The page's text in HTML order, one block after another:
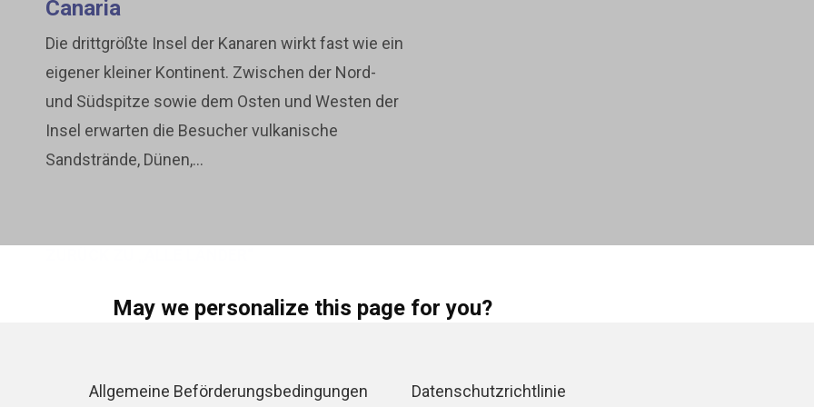
May we personalize this page for you?
and display personalized ads on social media and other channels. If you consent to the use of all cookies, click on
Canaria
Die drittgrößte Insel der Kanaren wirkt fast wie ein
eigener kleiner Kontinent. Zwischen der Nord-
und Südspitze sowie dem Osten und Westen der
Insel erwarten die Besucher vulkanische
Sandstrände, Dünen,...
Allgemeine Beförderungsbedingungen Datenschutzrichtlinie